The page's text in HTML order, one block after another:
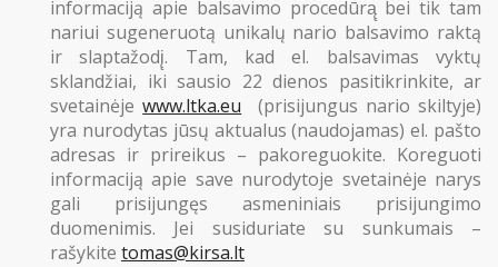
informaciją apie balsavimo procedūrą̨ bei tik tam
nariui sugeneruotą unikalų nario balsavimo raktą
ir slaptažodį̨. Tam, kad el. balsavimas vyktų
sklandžiai, iki sausio 22 dienos pasitikrinkite, ar
svetainėjewww.ltka.eu (prisijungus nario skiltyje)
yra nurodytas jūsų aktualus (naudojamas) el. pašto
adresas ir prireikus – pakoreguokite. Koreguoti
informaciją apie save nurodytoje svetainėje narys
gali prisijungęs asmeniniais prisijungimo
duomenimis. Jei susiduriate su sunkumais –
rašykite tomas@kirsa.lt